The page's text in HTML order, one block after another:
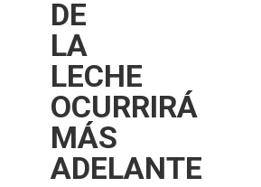
DE
LA
LECHE
OCURRIRÁ
MÁS
ADELANTE